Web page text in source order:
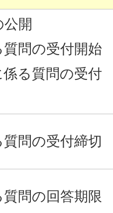
開
問の受付開始
る質問の受付
問の受付締切
問の回答期限